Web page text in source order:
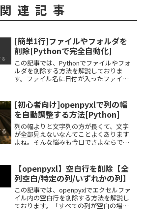
関連記事
[簡単1行]ファイルやフォルダを
削除[Pythonで完全自動化]
この記事では、Pythonでファイルやフォ
ルダを削除する方法を解説しておりま
す。ファイル名に日付が入ったファイル
後まで読んでいってください。
[初心者向け]openpyxlで列の幅
を自動調整する方法[Python]
列の幅よりと文字列の方が長くて、文字
が全部見えないなんてことよくあります
よね。そんな悩みも今日でさよならで
せる方法がわかります。
【openpyxl】空白行を削除【全
列空白/特定の列/いずれかの列】
この記事では、openpyxlでエクセルファ
イル内の空白行を削除する方法を解説し
ております。「すべての列が空白の場